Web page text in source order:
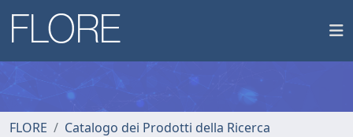
FLORE
Catalogo dei Prodotti della Ricerca